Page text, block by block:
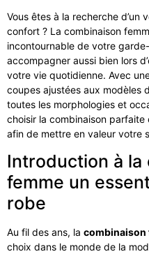
Vous êtes à la recherche d’un
confort ? La combinaison
incontournable de votre
accompagner aussi bien lors
votre vie quotidienne. Avec
coupes ajustées aux modèles
toutes les morphologies et
choisir la combinaison parfaite
afin de mettre en valeur votre
Introduction à la
femme un
robe
Au fil des ans, la combinaison
choix dans le monde de la